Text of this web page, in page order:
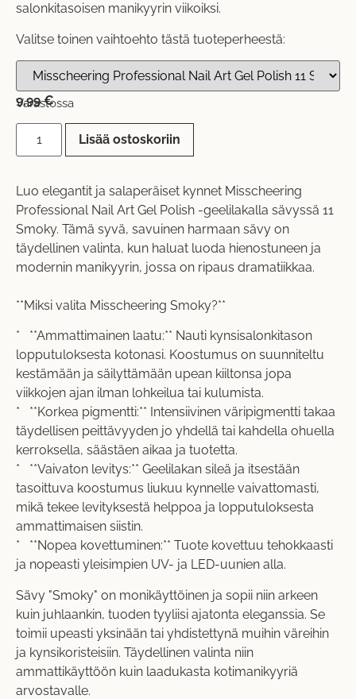
salonkitasoisen manikyyrin viikoiksi.
Valitse toinen vaihtoehto tästä tuoteperheestä:
9,99€
Varastossa
Lisää ostoskoriin
Luo elegantit ja salaperäiset kynnet Misscheering
Professional Nail Art Gel Polish -geelilakalla sävyssä 11
Smoky. Tämä syvä, savuinen harmaan sävy on
täydellinen valinta, kun haluat luoda hienostuneen ja
modernin manikyyrin, jossa on ripaus dramatiikkaa.
**Miksi valita Misscheering Smoky?**
* **Ammattimainen laatu:** Nauti kynsisalonkitason
lopputuloksesta kotonasi. Koostumus on suunniteltu
kestämään ja säilyttämään upean kiiltonsa jopa
viikkojen ajan ilman lohkeilua tai kulumista.
* **Korkea pigmentti:** Intensiivinen väripigmentti takaa
täydellisen peittävyyden jo yhdellä tai kahdella ohuella
kerroksella, säästäen aikaa ja tuotetta.
* **Vaivaton levitys:** Geelilakan sileä ja itsestään
tasoittuva koostumus liukuu kynnelle vaivattomasti,
mikä tekee levityksestä helppoa ja lopputuloksesta
ammattimaisen siistin.
* **Nopea kovettuminen:** Tuote kovettuu tehokkaasti
ja nopeasti yleisimpien UV- ja LED-uunien alla.
Sävy "Smoky" on monikäyttöinen ja sopii niin arkeen
kuin juhlaankin, tuoden tyyliisi ajatonta eleganssia. Se
toimii upeasti yksinään tai yhdistettynä muihin väreihin
ja kynsikoristeisiin. Täydellinen valinta niin
ammattikäyttöön kuin laadukasta kotimanikyyriä
arvostavalle.